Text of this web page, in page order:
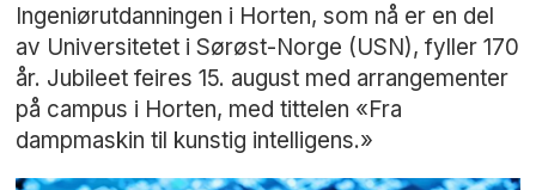
Ingeniørutdanningen i Horten, som nå er en del
av Universitetet i Sørøst-Norge (USN), fyller 170
år. Jubileet feires 15. august med arrangementer
på campus i Horten, med tittelen «Fra
dampmaskin til kunstig intelligens.»